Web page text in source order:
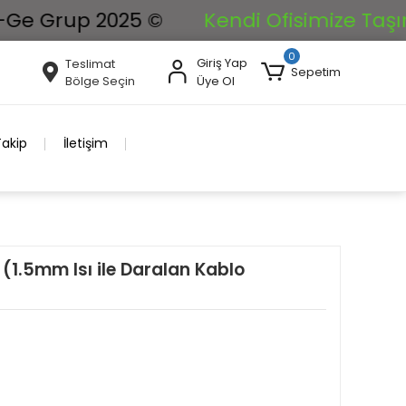
2025 © Kendi Ofisimize
Teslimat
Bölge Seçin
Giriş Yap
Üye Ol
0
Sepetim
İletişim
Isı ile Daralan Kablo